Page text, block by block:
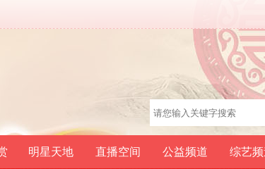
明星天地 直播空间 公益频道 综艺